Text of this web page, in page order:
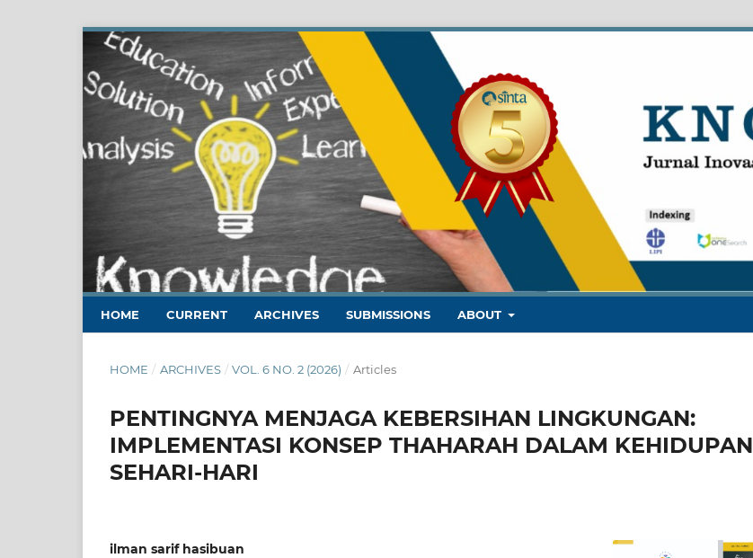
HOME CURRENT ARCHIVES SUBMISSIONS ABOUT
HOME / ARCHIVES / VOL. 6 NO. 2 (2026) / Articles
PENTINGNYA MENJAGA KEBERSIHAN LINGKUNGAN:
IMPLEMENTASI KONSEP THAHARAH DALAM KEHIDUPAN
SEHARI-HARI
ilman sarif hasibuan